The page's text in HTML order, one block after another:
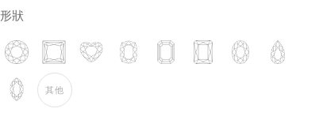
形狀
其他